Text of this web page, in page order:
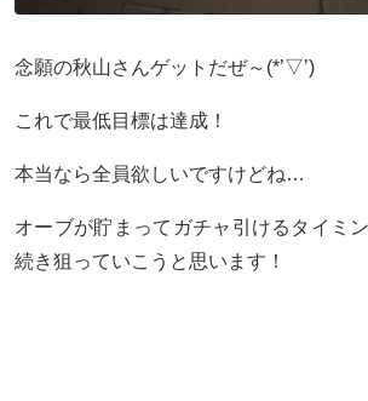
念願の秋山さんゲットだぜ～(*’▽’)
これで最低目標は達成！
本当なら全員欲しいですけどね…
オーブが貯まってガチャ引けるタイミ
続き狙っていこうと思います！